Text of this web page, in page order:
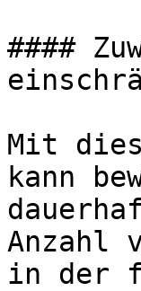
####
Mit
kann
Anzahl
in der